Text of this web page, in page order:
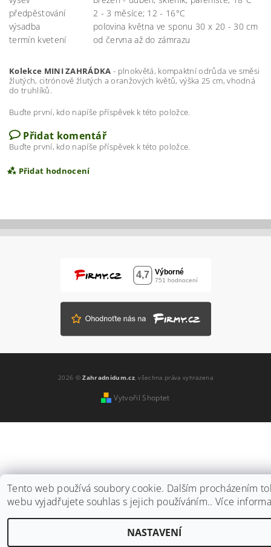
předpěstování
2 - 3 měsíce; 12 - 16°C
výsadba
polovina května ve sponu 30 x 20 - 30 cm
termín kvetení
od června až do zámrazu
Kolekce MINI ZAHRÁDKA- plnokvětá, kompaktní odrůda ve směsi
žlutých, citrónově žlutých a oranžových květů, výška 25 cm, vhodná
do truhlíků.
Buďte první, kdo napíše příspěvek k této položce.
Přidat komentář
Buďte první, kdo napíše příspěvek k této položce.
Přidat hodnocení
2026 ©Zahradnidum.cz, všechna práva vyhrazena
Vytvořil Shoptet
Tento web používá soubory cookie. Dalším procházením
webu vyjadřujete souhlas s jejich používáním.. Více
NASTAVENÍ